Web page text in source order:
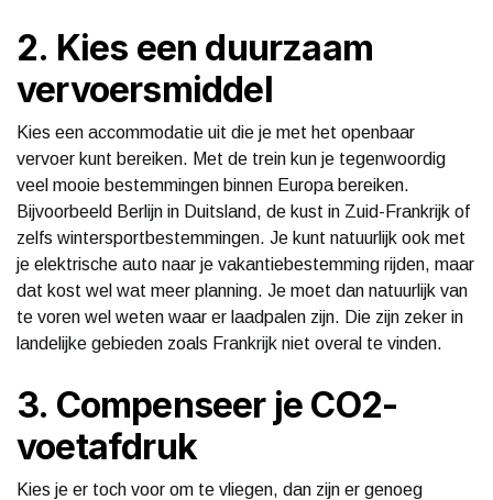
2. Kies een duurzaam
vervoersmiddel
Kies een accommodatie uit die je met het openbaar
vervoer kunt bereiken. Met de trein kun je tegenwoordig
veel mooie bestemmingen binnen Europa bereiken.
Bijvoorbeeld Berlijn in Duitsland, de kust in Zuid-Frankrijk of
zelfs wintersportbestemmingen. Je kunt natuurlijk ook met
je elektrische auto naar je vakantiebestemming rijden, maar
dat kost wel wat meer planning. Je moet dan natuurlijk van
te voren wel weten waar er laadpalen zijn. Die zijn zeker in
landelijke gebieden zoals Frankrijk niet overal te vinden.
3. Compenseer je CO2-
voetafdruk
Kies je er toch voor om te vliegen, dan zijn er genoeg